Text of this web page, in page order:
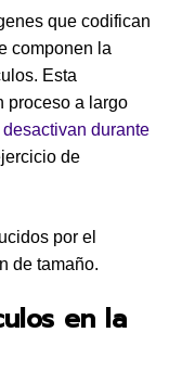
que codifican
componen la
Esta
proceso a largo
durante
de
por el
de tamaño.
en la